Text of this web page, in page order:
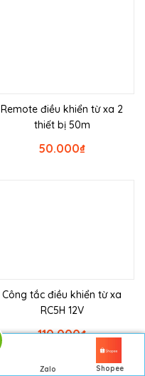
Zalo Shopee
Remote điều khiển từ xa 2
thiết bị 50m
₫
50.000
Công tắc điều khiển từ xa
RC5H 12V
₫
110.000